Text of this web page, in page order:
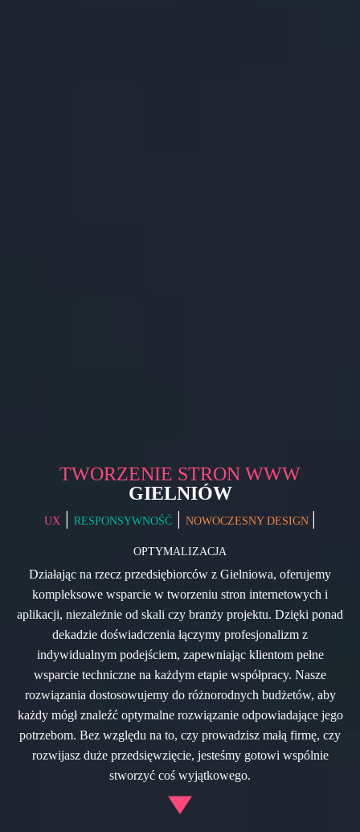
TWORZENIE STRON WWW
GIELNIÓW
UX | RESPONSYWNOŚĆ | NOWOCZESNY DESIGN |
OPTYMALIZACJA
Działając na rzecz przedsiębiorców z Gielniowa, oferujemy
kompleksowe wsparcie w tworzeniu stron internetowych i
aplikacji, niezależnie od skali czy branży projektu. Dzięki ponad
dekadzie doświadczenia łączymy profesjonalizm z
indywidualnym podejściem, zapewniając klientom pełne
wsparcie techniczne na każdym etapie współpracy. Nasze
rozwiązania dostosowujemy do różnorodnych budżetów, aby
każdy mógł znaleźć optymalne rozwiązanie odpowiadające jego
potrzebom. Bez względu na to, czy prowadzisz małą firmę, czy
rozwijasz duże przedsięwzięcie, jesteśmy gotowi wspólnie
stworzyć coś wyjątkowego.